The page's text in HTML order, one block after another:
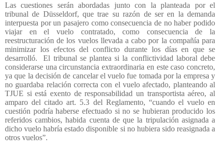
Las cuestiones serán abordadas junto con la planteada por el
tribunal de Düsseldorf, que trae su razón de ser en la demanda
interpuesta por un pasajero como consecuencia de no haber podido
viajar en el vuelo contratado, como consecuencia de la
reestructuración de los vuelos llevada a cabo por la compañía para
minimizar los efectos del conflicto durante los días en que se
desarrolló.
El tribunal se plantea si la conflictividad laboral debe
considerarse una circunstancia extraordinaria en este caso concreto,
ya que la decisión de cancelar el vuelo fue tomada por la empresa y
no guardaba relación correcta con el vuelo afectado, planteando al
TJUE si está exento de responsabilidad un transportista aéreo, al
amparo del citado art. 5.3 del Reglamento, “cuando el vuelo en
cuestión podría haberse efectuado si no se hubieran producido los
referidos cambios, habida cuenta de que la tripulación asignada a
dicho vuelo habría estado disponible si no hubiera sido reasignada a
otros vuelos”.